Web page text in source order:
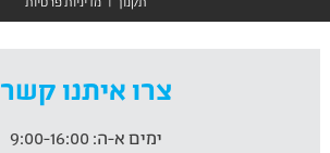
צרו איתנו קשר
ימים א-ה: